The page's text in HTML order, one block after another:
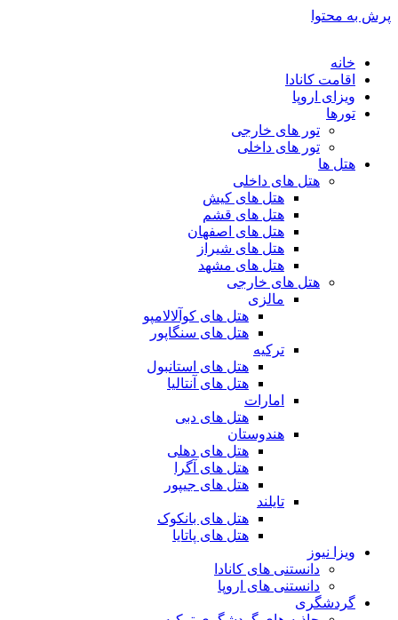
پرش به محتوا
خانه
اقامت کانادا
ویزای اروپا
تورها
تور های خارجی
تور های داخلی
هتل ها
هتل های داخلی
هتل های کیش
هتل های قشم
هتل های اصفهان
هتل های شیراز
هتل های مشهد
هتل های خارجی
مالزی
هتل های کوآلالامپو
هتل های سنگاپور
ترکیه
هتل های استانبول
هتل های آنتالیا
امارات
هتل های دبی
هندوستان
هتل های دهلی
هتل های آگرا
هتل های جیپور
تایلند
هتل های بانکوک
هتل های پاتایا
ویزا نیوز
دانستنی های کانادا
دانستنی های اروپا
گردشگری